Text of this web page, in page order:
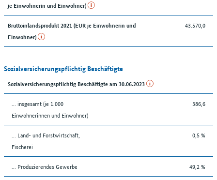
je Einwohnerin und Einwohner)
Bruttoinlandsprodukt 2021 (EUR je Einwohnerin und
Einwohner)
43.570,0
Sozialversicherungspflichtig Beschäftigte
Sozialversicherungspflichtig Beschäftigte am 30.06.2023
... insgesamt (je 1.000
Einwohnerinnen und Einwohner)
386,6
... Land- und Forstwirtschaft,
Fischerei
0,5 %
... Produzierendes Gewerbe 49,2 %